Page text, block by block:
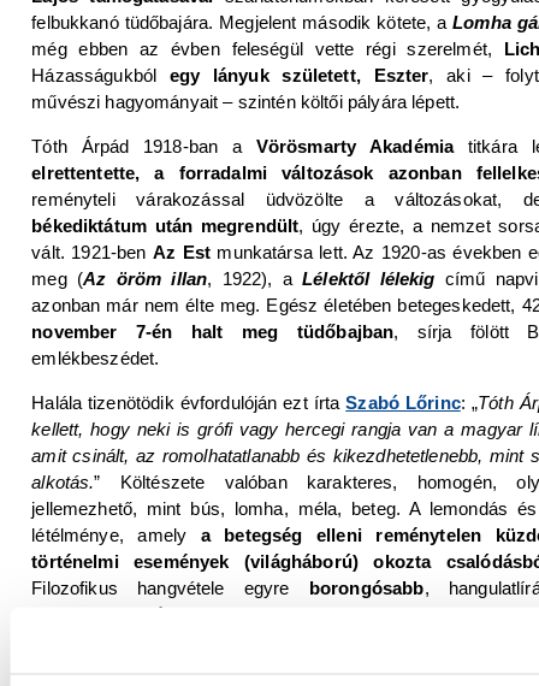
felbukkanó tüdőbajára. Megjelent második kötete, aLomha
még ebben az évben feleségül vette régi szerelmét,
Házasságukból egy lányuk született, Eszter, aki –
művészi hagyományait – szintén költői pályára lépett.
Tóth Árpád 1918-ban a Vörösmarty Akadémiatitkára
elrettentette, a forradalmi változások azonban
reményteli várakozással üdvözölte a változásokat,
békediktátum után megrendült, úgy érezte, a nemzet
vált. 1921-ben Az Est munkatársa lett. Az 1920-as években
meg (Az öröm illan, 1922), aLélektől lélekig című
azonban már nem élte meg. Egész életében betegeskedett,
november 7-én halt meg tüdőbajban, sírja fölött
emlékbeszédet.
Halála tizenötödik évfordulóján ezt írtaSzabó Lőrinc: „Tóth
kellett, hogy neki is grófi vagy hercegi rangja van a magyar
amit csinált, az romolhatatlanabb és kikezdhetetlenebb, mint
alkotás.” Költészete valóban karakteres, homogén,
jellemezhető, mint bús, lomha, méla, beteg. A lemondás
létélménye, amely a betegség elleni reménytelen
történelmi események (világháború) okozta
Filozofikus hangvétele egyre borongósabb,
elégia